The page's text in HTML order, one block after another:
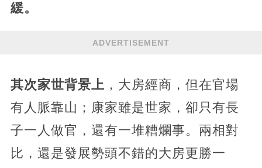
緩。
ADVERTISEMENT
其次家世背景上 ，大房經商，但在官場
有人脈靠山；康家雖是世家，卻只有長
子一人做官，還有一堆糟爛事。兩相對
比，還是發展勢頭不錯的大房更勝一